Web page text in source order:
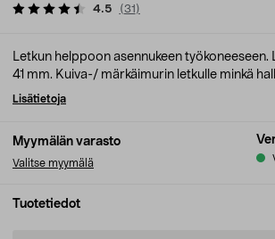
4.5 (31 )
Myymälän varasto
Valitse myymälä
Letkun helppoon asennukeen työkoneeseen.
41 mm. Kuiva-/ märkäimurin letkulle minkä
Lisätietoja
Tuotetiedot